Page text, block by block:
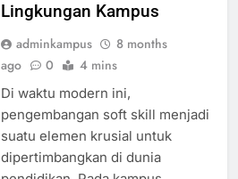
Lingkungan Kampus
adminkampus
8 months
ago
0 4 mins
Di waktu modern ini,
pengembangan soft skill menjadi
suatu elemen krusial untuk
dipertimbangkan di dunia